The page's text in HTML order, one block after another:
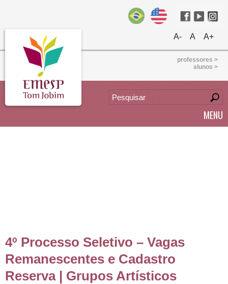
A- A A+
professores >
alunos >
MENU
4º Processo Seletivo – Vagas
Remanescentes e Cadastro
Reserva | Grupos Artísticos